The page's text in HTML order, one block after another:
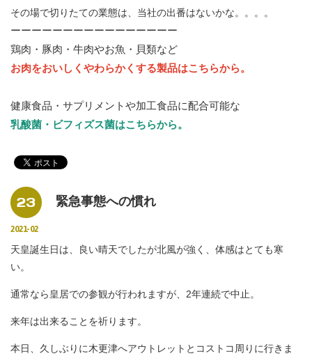
その場で切りたての業態は、当社の出番はないかな。。。。
ーーーーーーーーーーーーーーーー
鶏肉・豚肉・牛肉やお魚・貝類など
お肉をおいしくやわらかくする製品はこちらから。
健康食品・サプリメントや加工食品に配合可能な
乳酸菌・ビフィズス菌はこちらから。
23
2021-02
緊急事態への慣れ
天皇誕生日は、良い晴天でしたが北風が強く、体感はとても寒
い。
通常なら皇居での参観が行われますが、2年連続で中止。
来年は出来ることを祈ります。
本日、久しぶりに木更津へアウトレットとコストコ周りに行きま